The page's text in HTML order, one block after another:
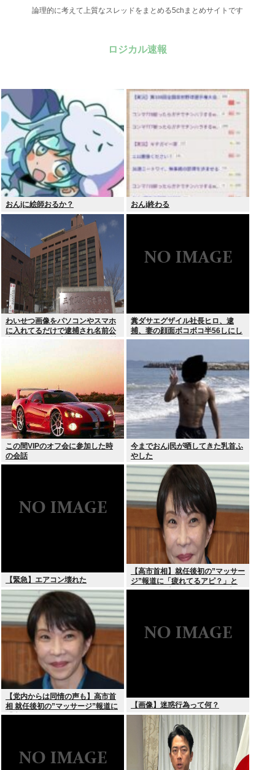
論理的に考えて上質なスレッドをまとめる5chまとめサイトです
ロジカル速報
おんjに絵師おるか？ おんj終わる
わいせつ画像をパソコンやスマホ
に入れてるだけで逮捕され名前公
表、クビになる時代 アメリカの情
糞ダサエグザイル社長ヒロ、逮
捕、妻の顔面ボコボコ半56しにし
た。
この間VIPのオフ会に参加した時
の会話
今までおんj民が晒してきた乳首ふ
やした
【緊急】エアコン壊れた
【高市首相】就任後初の”マッサー
ジ”報道に「疲れてるアピ？」と
SNSでは一部から冷ややかな声…
【党内からは同情の声も】高市首
相 就任後初の”マッサージ”報道に
「疲れてるアピ？」とSNSでは一
【画像】迷惑行為って何？